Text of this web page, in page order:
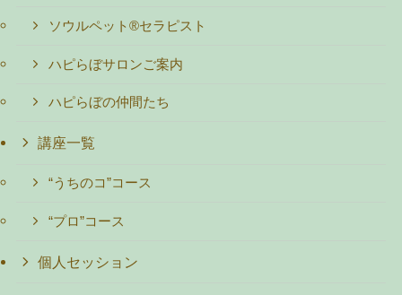
ソウルペット®セラピスト
ハピらぼサロンご案内
ハピらぼの仲間たち
講座一覧
“うちのコ”コース
“プロ”コース
個人セッション